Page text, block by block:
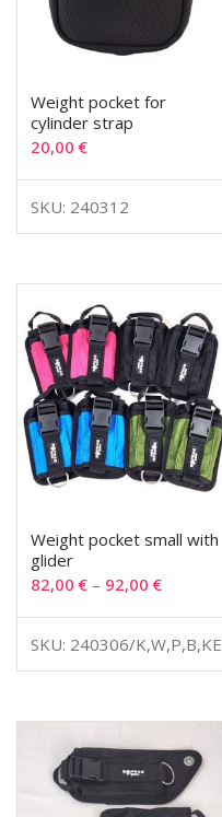
Weight pocket for
cylinder strap
20,00 €
SKU: 240312
Weight pocket small with
glider
82,00 € – 92,00 €
SKU: 240306/K,W,P,B,KE